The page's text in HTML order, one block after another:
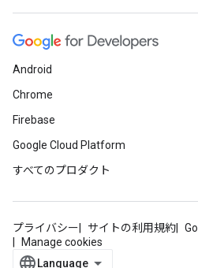
Android
Chrome
Firebase
Google Cloud Platform
すべてのプロダクト
プライバシー サイトの利用規約
Manage cookies